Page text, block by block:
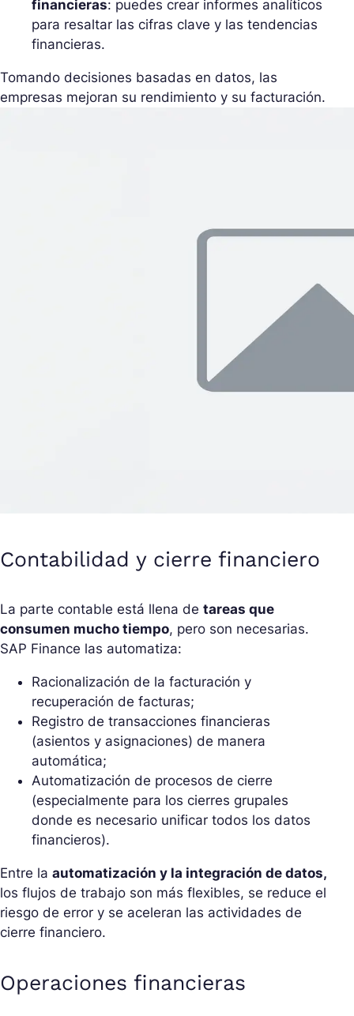
financieras: puedes crear informes analíticos
para resaltar las cifras clave y las tendencias
financieras.
Tomando decisiones basadas en datos, las
empresas mejoran su rendimiento y su facturación.
Contabilidad y cierre financiero
La parte contable está llena de tareas que
consumen mucho tiempo, pero son necesarias.
SAP Finance las automatiza:
Racionalización de la facturación y
recuperación de facturas;
Registro de transacciones financieras
(asientos y asignaciones) de manera
automática;
Automatización de procesos de cierre
(especialmente para los cierres grupales
donde es necesario unificar todos los datos
financieros).
Entre la automatización y la integración de datos,
los flujos de trabajo son más flexibles, se reduce el
riesgo de error y se aceleran las actividades de
cierre financiero.
Operaciones financieras